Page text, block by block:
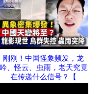
刚刚！中国怪象频发，龙
吟、怪云、虫雨，老天究竟
在传递什么信号？【